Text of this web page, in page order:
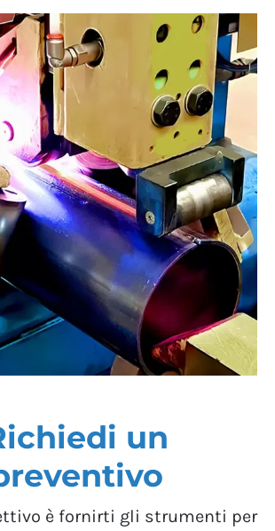
un
è fornirti gli strumenti per